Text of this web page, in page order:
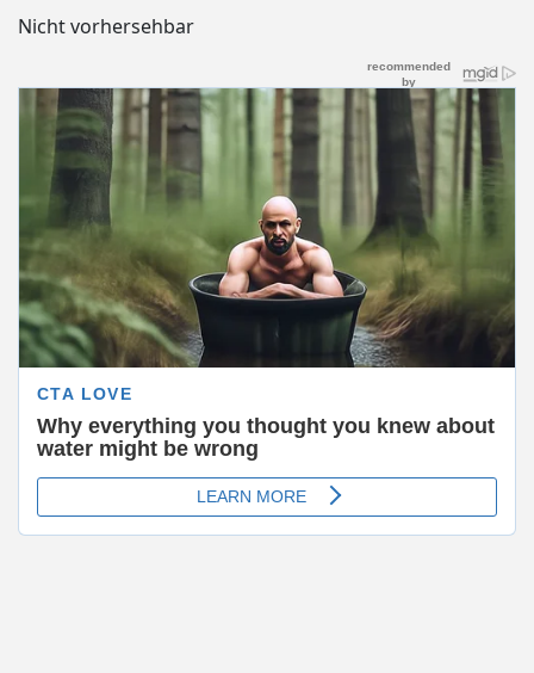
Nicht vorhersehbar